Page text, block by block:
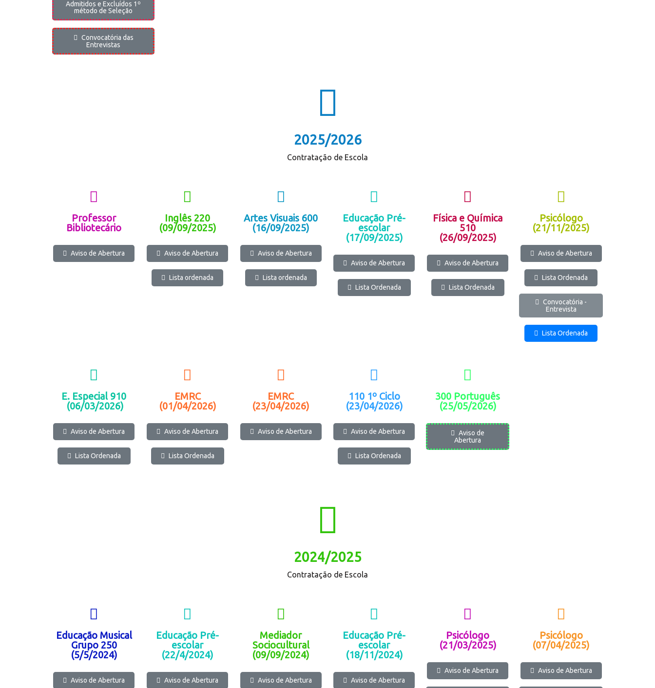
Admitidos e Excluídos 1º
método de Seleção
Convocatória das
Entrevistas
2025/2026
Contratação de Escola
Professor
Bibliotecário
Aviso de Abertura
Inglês 220
(09/09/2025)
Aviso de Abertura
Lista ordenada
Artes Visuais 600
(16/09/2025)
Aviso de Abertura
Lista ordenada
Educação Pré-
escolar
(17/09/2025)
Aviso de Abertura
Lista Ordenada
Física e Química
510
(26/09/2025)
Aviso de Abertura
Lista Ordenada
Psicólogo
(21/11/2025)
Aviso de Abertura
Lista Ordenada
Convocatória -
Entrevista
Lista Ordenada
E. Especial 910
(06/03/2026)
Aviso de Abertura
Lista Ordenada
EMRC
(01/04/2026)
Aviso de Abertura
Lista Ordenada
EMRC
(23/04/2026)
Aviso de Abertura
110 1º Ciclo
(23/04/2026)
Aviso de Abertura
Lista Ordenada
300 Português
(25/05/2026)
Aviso de
Abertura
2024/2025
Contratação de Escola
Educação Musical
Grupo 250
(5/5/2024)
Aviso de Abertura
Educação Pré-
escolar
(22/4/2024)
Aviso de Abertura
Mediador
Sociocultural
(09/09/2024)
Aviso de Abertura
Educação Pré-
escolar
(18/11/2024)
Aviso de Abertura
Psicólogo
(21/03/2025)
Aviso de Abertura
Psicólogo
(07/04/2025)
Aviso de Abertura